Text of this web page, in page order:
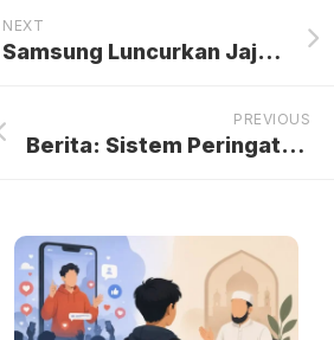
NEXT
Samsung Luncurkan Jajaran TV Pintar Berteknologi AI
PREVIOUS
Berita: Sistem Peringatan Dini Bencana Alam Akan Hadir Di TV Digital